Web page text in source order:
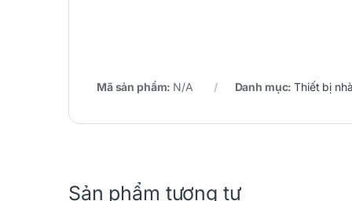
Mã sản phẩm: N/A Danh mục:Thiết bị
Sản phẩm tương tự